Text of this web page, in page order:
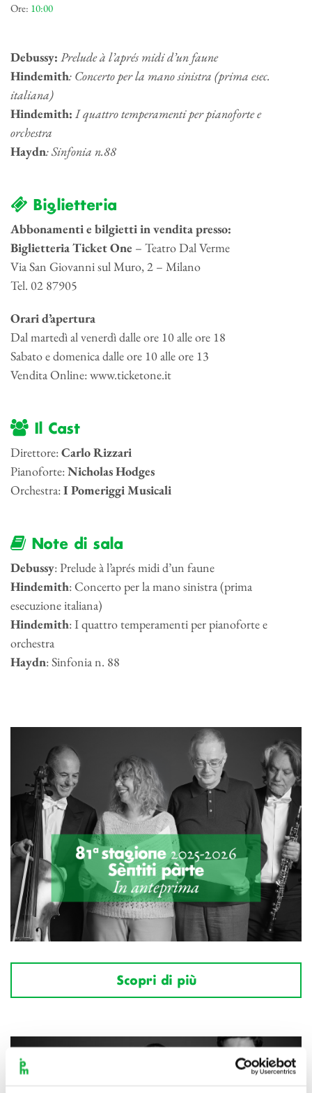
Ore: 10:00
Debussy: Prelude à l’aprés midi d’un faune
Hindemith: Concerto per la mano sinistra (prima esec.
italiana)
Hindemith: I quattro temperamenti per pianoforte e
orchestra
Haydn: Sinfonia n.88
Biglietteria
Abbonamenti e bilgietti in vendita presso:
Biglietteria Ticket One – Teatro Dal Verme
Via San Giovanni sul Muro, 2 – Milano
Tel. 02 87905
Orari d’apertura
Dal martedì al venerdì dalle ore 10 alle ore 18
Sabato e domenica dalle ore 10 alle ore 13
Vendita Online: www.ticketone.it
Il Cast
Direttore:Carlo Rizzari
Pianoforte:Nicholas Hodges
Orchestra:I Pomeriggi Musicali
Note di sala
Debussy: Prelude à l’aprés midi d’un faune
Hindemith: Concerto per la mano sinistra (prima
esecuzione italiana)
Hindemith: I quattro temperamenti per pianoforte e
orchestra
Haydn: Sinfonia n. 88
Scopri di più